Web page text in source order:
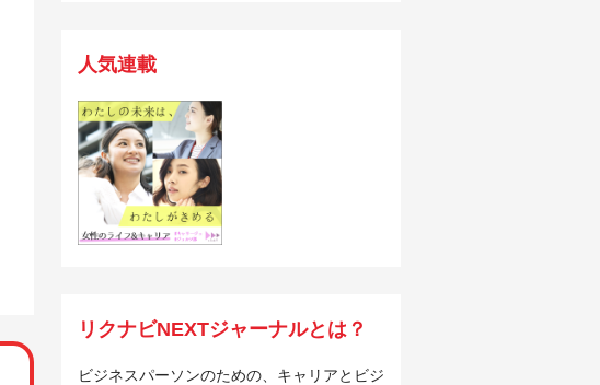
人気連載
リクナビNEXTジャーナルとは？
ビジネスパーソンのための、キャリアとビジ